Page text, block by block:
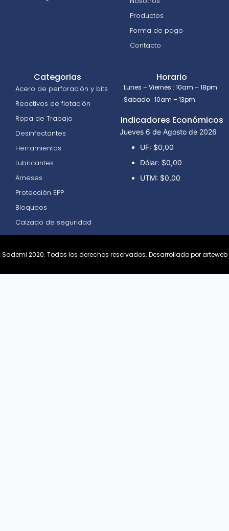
Productos
Forma de pago
Contacto
Categorias
Acero de perforación y bits
Reactivos de flotación
Ropa de Trabajo
Desinfectantes
Herramientas
Lubricantes
Arneses
Protección EPP
Bloqueos
Calzado de seguridad
Horario
Lunes – Viernes : 10am – 18pm
Sabado : 10am – 13pm
Indicadores Económicos
Jueves 6 de Agosto de 2026
UF: $0,00
Dólar: $0,00
UTM: $0,00
Sademi 2020. Todos los derechos reservados. Desarrollado por arteweb